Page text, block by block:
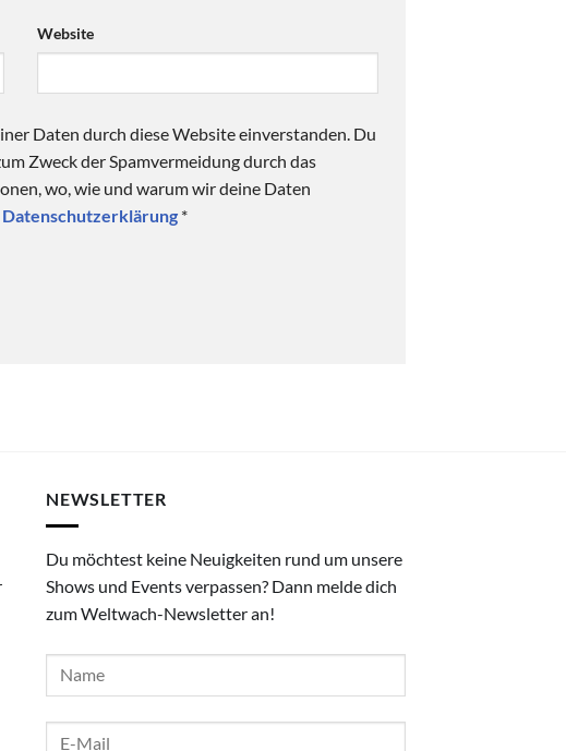
Website
Daten durch diese Website einverstanden. Du
Zweck der Spamvermeidung durch das
wo, wie und warum wir deine Daten
Datenschutzerklärung *
NEWSLETTER
Du möchtest keine Neuigkeiten rund um unsere
Shows und Events verpassen? Dann melde dich
zum Weltwach-Newsletter an!